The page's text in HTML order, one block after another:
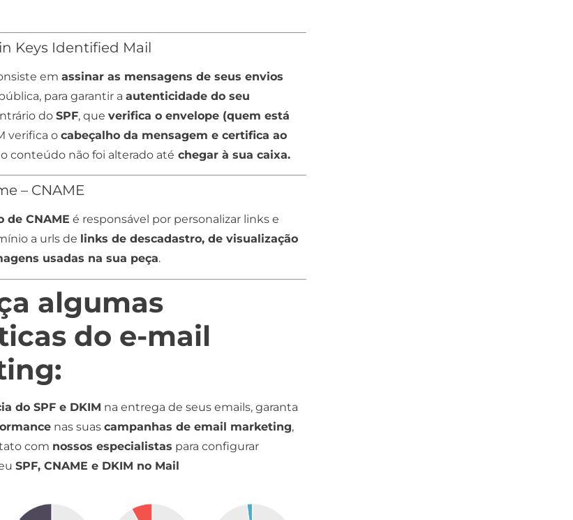
Keys Identified Mail
em assinar as mensagens de seus envios
para garantir a autenticidade do seu
do SPF, que verifica o envelope (quem está
verifica o cabeçalho da mensagem e certifica ao
conteúdo não foi alterado até chegar à sua caixa.
– CNAME
de CNAME é responsável por personalizar links e
a urls de links de descadastro, de visualização
usadas na sua peça.
algumas
do e-mail
do SPF e DKIM na entrega de seus emails, garanta
nas suas campanhas de email marketing,
com nossos especialistas para configurar
SPF, CNAME e DKIM no Mail